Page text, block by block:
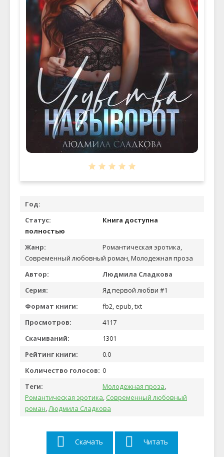
Год:
Статус:
Книга доступна
полностью
Жанр:
Романтическая эротика,
Современный любовный роман, Молодежная проза
Автор:
Людмила Сладкова
Серия:
Яд первой любви #1
Формат книги:
fb2, epub, txt
Просмотров:
4117
Скачиваний:
1301
Рейтинг книги:
0.0
Количество голосов: 0
Теги:
Молодежная проза,
Романтическая эротика, Современный любовный
роман,Людмила Сладкова
Скачать Читать